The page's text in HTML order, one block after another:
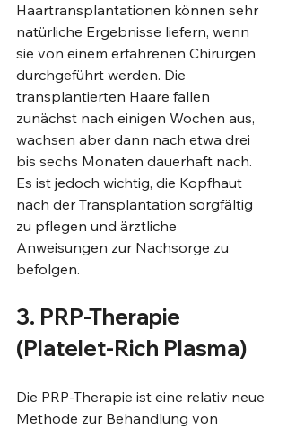
Haartransplantationen können sehr
natürliche Ergebnisse liefern, wenn
sie von einem erfahrenen Chirurgen
durchgeführt werden. Die
transplantierten Haare fallen
zunächst nach einigen Wochen aus,
wachsen aber dann nach etwa drei
bis sechs Monaten dauerhaft nach.
Es ist jedoch wichtig, die Kopfhaut
nach der Transplantation sorgfältig
zu pflegen und ärztliche
Anweisungen zur Nachsorge zu
befolgen.
3. PRP-Therapie
(Platelet-Rich Plasma)
Die PRP-Therapie ist eine relativ neue
Methode zur Behandlung von